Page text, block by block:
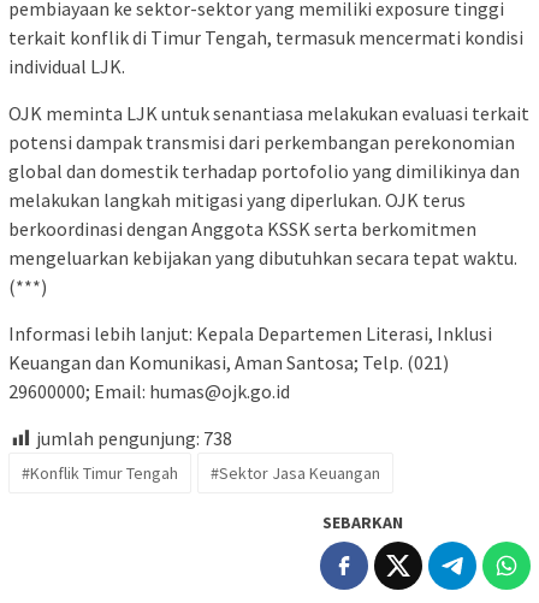
pembiayaan ke sektor-sektor yang memiliki exposure tinggi
terkait konflik di Timur Tengah, termasuk mencermati kondisi
individual LJK.
OJK meminta LJK untuk senantiasa melakukan evaluasi terkait
potensi dampak transmisi dari perkembangan perekonomian
global dan domestik terhadap portofolio yang dimilikinya dan
melakukan langkah mitigasi yang diperlukan. OJK terus
berkoordinasi dengan Anggota KSSK serta berkomitmen
mengeluarkan kebijakan yang dibutuhkan secara tepat waktu.
(***)
Informasi lebih lanjut: Kepala Departemen Literasi, Inklusi
Keuangan dan Komunikasi, Aman Santosa; Telp. (021)
29600000; Email: humas@ojk.go.id
jumlah pengunjung: 738
#Konflik Timur Tengah #Sektor Jasa Keuangan
SEBARKAN